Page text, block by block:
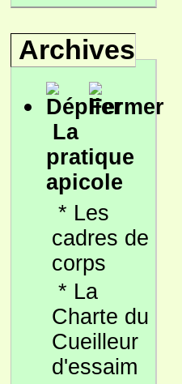
Archives
La
pratique
apicole
* Les
cadres de
corps
* La
Charte du
Cueilleur
d'essaim